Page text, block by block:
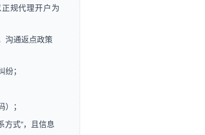
规代理开户为
沟通返点政策
；
；
方式”，且信息